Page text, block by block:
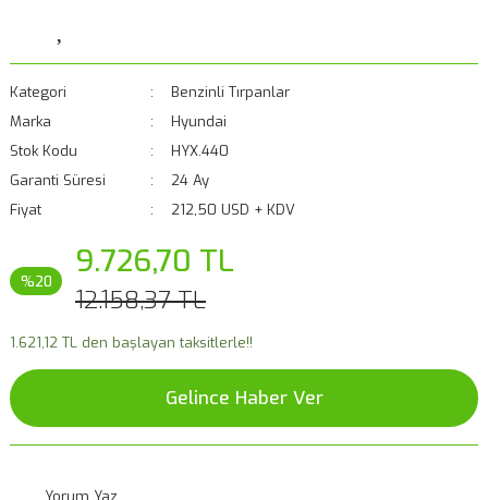
Kategori
Benzinli Tırpanlar
Marka
Hyundai
Stok Kodu
HYX.440
Garanti Süresi
24 Ay
Fiyat
212,50 USD + KDV
%20 9.726,70 TL
12.158,37 TL
1.621,12 TL den başlayan taksitlerle!!
Gelince Haber Ver
Yorum Yaz